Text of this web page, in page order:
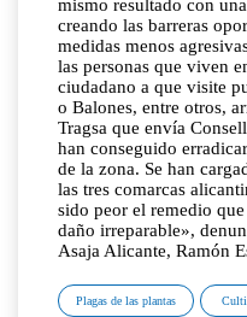
mismo resultado con
creando las barreras
medidas menos
las personas que viven
ciudadano a que visite
o Balones, entre otros,
Tragsa que envía
han conseguido
de la zona. Se han
las tres comarcas
sido peor el remedio
daño irreparable»,
Asaja Alicante, Ramón
Plagas de las plantas